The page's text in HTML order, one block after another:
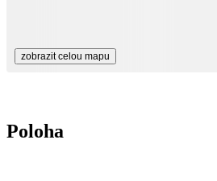
zobrazit celou mapu
Poloha